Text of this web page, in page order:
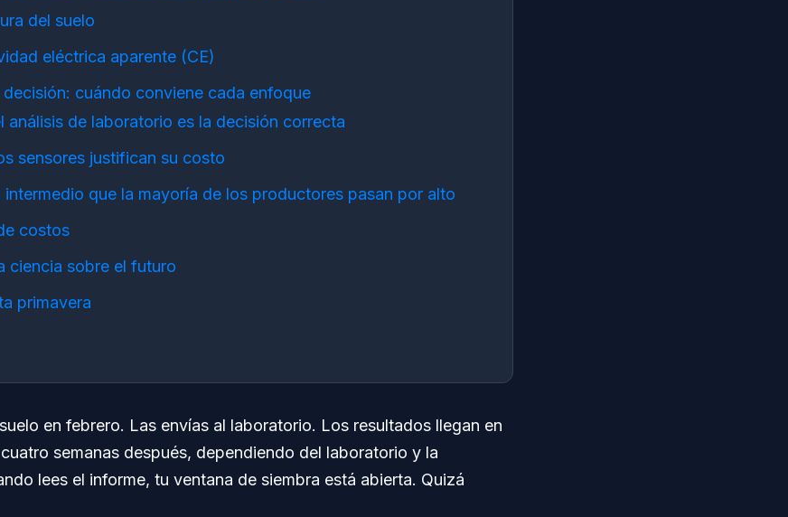
del suelo
eléctrica aparente (CE)
cuándo conviene cada enfoque
análisis de laboratorio es la decisión correcta
sensores justifican su costo
intermedio que la mayoría de los productores pasan por alto
costos
ciencia sobre el futuro
primavera
en febrero. Las envías al laboratorio. Los resultados llegan en
semanas después, dependiendo del laboratorio y la
lees el informe, tu ventana de siembra está abierta. Quizá